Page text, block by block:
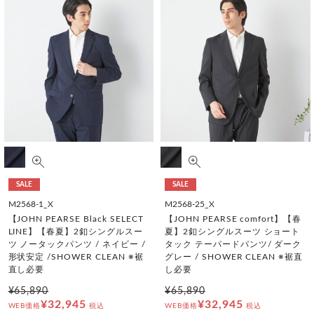
SALE
M2568-1_X
【JOHN PEARSE Black SELECT
LINE】【春夏】2釦シングルスー
ツ ノータックパンツ / ネイビー /
形状安定 /SHOWER CLEAN ※裾
直し必要
¥65,890
WEB価格¥32,945 税込
SALE
M2568-25_X
【JOHN PEARSE comfort】【春
夏】2釦シングルスーツ ショート
タック テーパードパンツ/ ダーク
グレー / SHOWER CLEAN ※裾直
し必要
¥65,890
WEB価格¥32,945 税込